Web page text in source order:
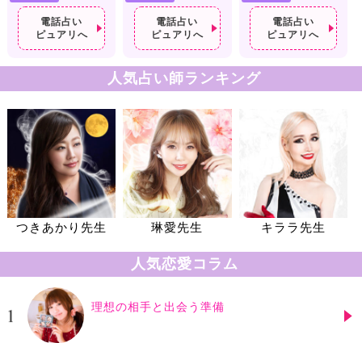
電話占い
ピュアリへ
電話占い
ピュアリへ
電話占い
ピュアリへ
人気占い師ランキング
つきあかり先生 琳愛先生 キララ先生
人気恋愛コラム
理想の相手と出会う準備